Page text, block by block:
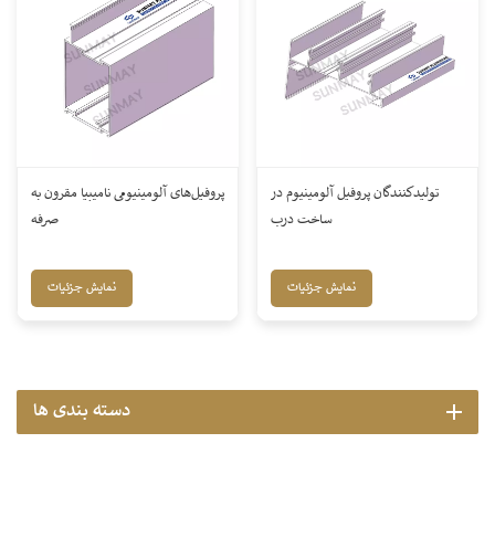
پروفیل‌های آلومینیومی نامیبیا مقرون به
صرفه
نمایش جزئیات
تولیدکنندگان پروفیل آلومینیوم در
ساخت درب
نمایش جزئیات
دسته بندی ها